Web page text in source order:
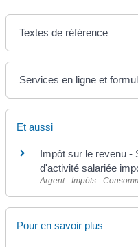
Textes de référence
Services en ligne et
Et aussi
Impôt sur le revenu -
d'activité salariée
Argent - Impôts -
Pour en savoir plus